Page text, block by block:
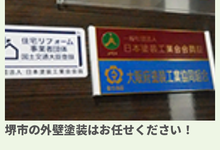
堺市の外壁塗装はお任せください！